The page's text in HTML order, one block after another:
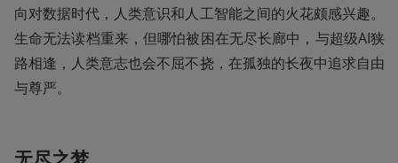
向对数据时代，人类意识和人工智能之间的火花颇感兴趣。
生命无法读档重来，但哪怕被困在无尽长廊中，与超级AI狭
路相逢，人类意志也会不屈不挠，在孤独的长夜中追求自由
与尊严。